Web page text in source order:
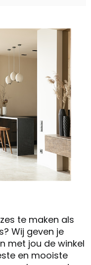
te maken als
Wij geven je
met jou de winkel
en mooiste